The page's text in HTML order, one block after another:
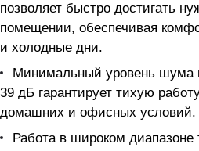
позволяет быстро достигать
помещении, обеспечивая
и холодные дни.
Минимальный уровень шума
39 дБ гарантирует тихую
домашних и офисных условий.
Работа в широком диапазоне